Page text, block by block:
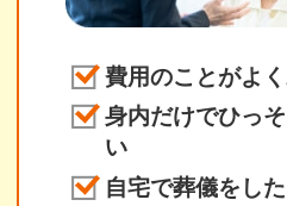
費用のことがよ
身内だけでひっ
い
自宅で葬儀をし